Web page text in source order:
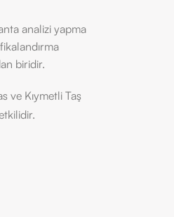
analizi yapma
biridir.
ve Kıymetli Taş